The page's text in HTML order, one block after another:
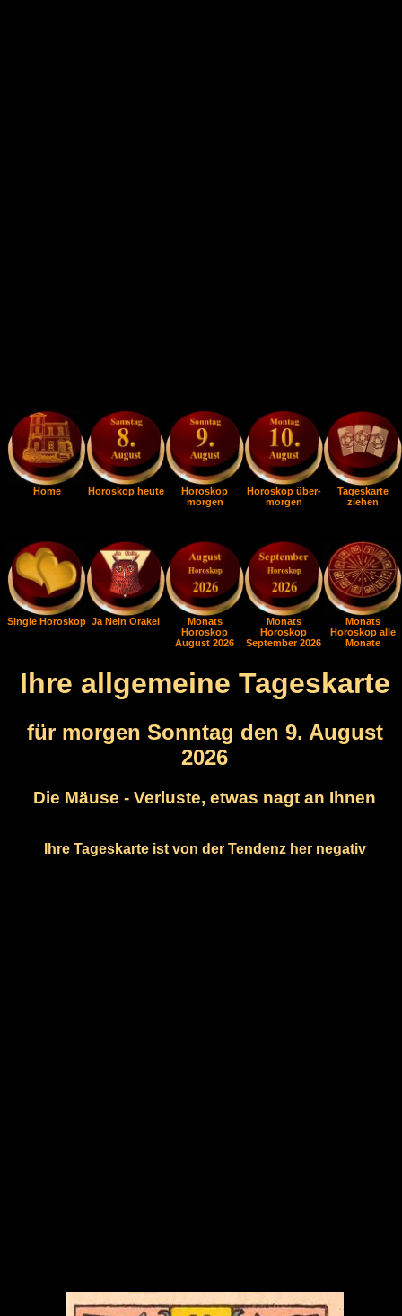
Home Horoskop heute
Horoskop
morgen
Horoskop über-
morgen
Tageskarte
ziehen
Single Horoskop Ja Nein Orakel
Monats
Horoskop
August 2026
Monats
Horoskop
September 2026
Monats
Horoskop alle
Monate
Ihre allgemeine Tageskarte
für morgen Sonntag den 9. August
2026
Die Mäuse - Verluste, etwas nagt an Ihnen
Ihre Tageskarte ist von der Tendenz her negativ